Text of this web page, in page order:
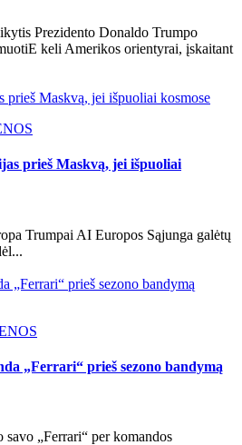
Prezidento Donaldo Trumpo
keli Amerikos orientyrai, įskaitant
prieš Maskvą, jei išpuoliai kosmose
prieš Maskvą, jei išpuoliai
Trumpai AI Europos Sąjunga galėtų
„Ferrari“ prieš sezono bandymą
„Ferrari“ prieš sezono bandymą
„Ferrari“ per komandos